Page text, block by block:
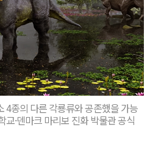
4종의 다른 각룡류와 공존했을 가능
·덴마크 마리보 진화 박물관 공식